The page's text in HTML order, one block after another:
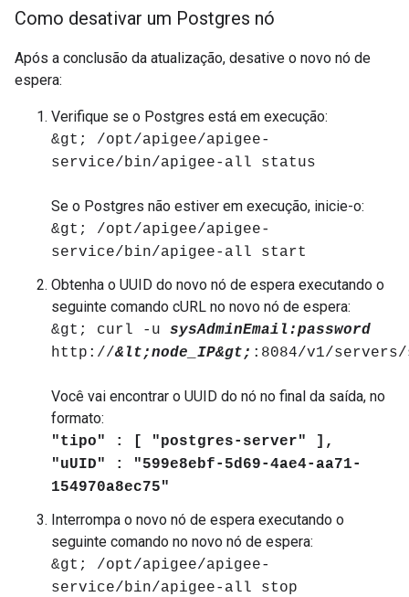
Como desativar um Postgres nó
Após a conclusão da atualização, desative o novo nó de
espera:
Verifique se o Postgres está em execução:
&gt; /opt/apigee/apigee-
service/bin/apigee-all status
Se o Postgres não estiver em execução, inicie-o:
&gt; /opt/apigee/apigee-
service/bin/apigee-all start
Obtenha o UUID do novo nó de espera executando o
seguinte comando cURL no novo nó de espera:
&gt; curl -u sysAdminEmail:password
http://&lt;node_IP&gt; :8084/v1/
Você vai encontrar o UUID do nó no final da saída, no
formato:
"tipo" : [ "postgres-server" ],
"uUID" : "599e8ebf-5d69-4ae4-aa71-
154970a8ec75"
Interrompa o novo nó de espera executando o
seguinte comando no novo nó de espera:
&gt; /opt/apigee/apigee-
service/bin/apigee-all stop